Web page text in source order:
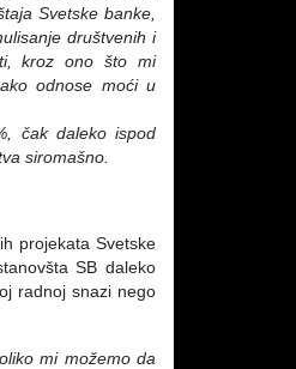
Svetske banke,
društvenih i
kroz ono što mi
odnose moći u
čak daleko ispod
siromašno.
projekata Svetske
SB daleko
radnoj snazi nego
mi možemo da